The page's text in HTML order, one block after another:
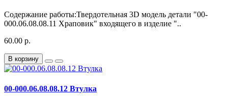
Содержание работы:Твердотельная 3D модель детали "00-
000.06.08.08.11 Храповик" входящего в изделие "..
60.00 р.
В корзину
00-000.06.08.08.12 Втулка